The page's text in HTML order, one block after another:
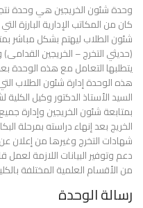
وحدة شئون الخريجين هي وحدة
كان من المكاتب الإدارية البارزة
شئون الطلاب ليهتم بشكل مباشر
(حديثي التخرج – الخريجين
يتطلبها التعامل مع هذه الوحدة
هذه الوحدة إدارة شئون الطلاب
السيد الأستاذ الدكتور وكيل
بمتابعة شئون الخريجين وإدارة
الخريج بعد إنهاء دراسته بمرحلة
شهادات التخرج وغيرها من إعلان عن
دعم وتوفير البيانات اللازمة لعمل
من الأقسام العلمية المختلفة
رسالة الوحدة